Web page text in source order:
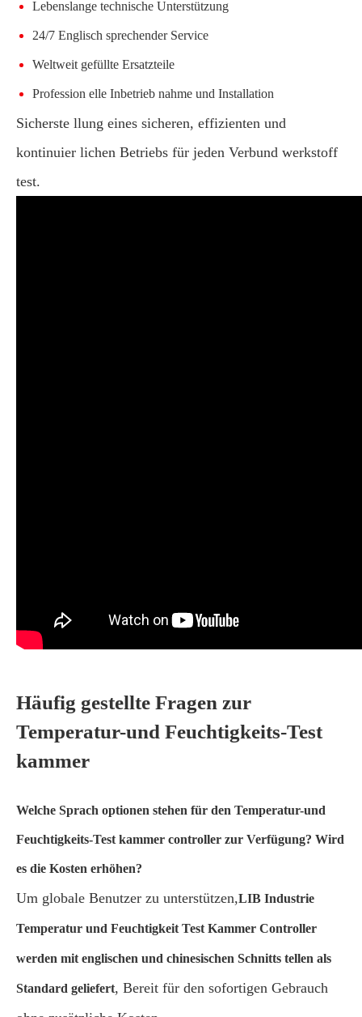
Lebenslange technische Unterstützung
24/7 Englisch sprechender Service
Weltweit gefüllte Ersatzteile
Profession elle Inbetrieb nahme und Installation
Sicherste llung eines sicheren, effizienten und
kontinuier lichen Betriebs für jeden Verbund werkstoff
test.
Häufig gestellte Fragen zur
Temperatur-und Feuchtigkeits-Test
kammer
Welche Sprach optionen stehen für den Temperatur-und
Feuchtigkeits-Test kammer controller zur Verfügung? Wird
es die Kosten erhöhen?
Um globale Benutzer zu unterstützen,LIB Industrie
Temperatur und Feuchtigkeit Test Kammer Controller
werden mit englischen und chinesischen Schnitts tellen als
Standard geliefert, Bereit für den sofortigen Gebrauch